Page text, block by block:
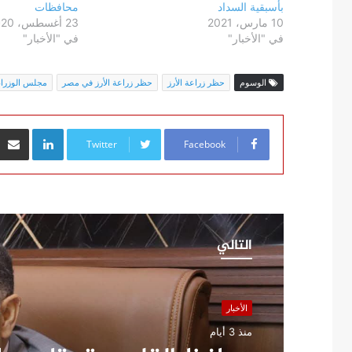
بأسبقية السداد
10 مارس، 2021
في "الأخبار"
محافظات
23 أغسطس، 2020
في "الأخبار"
الوسوم حظر زراعة الأرز حظر زراعة الأرز في مصر مجلس
Facebook
Twitter
التالي
الأخبار
منذ 3 أيام